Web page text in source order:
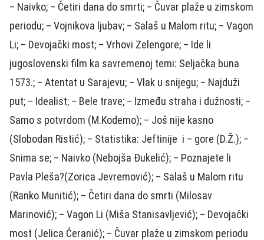
– Naivko; – Četiri dana do smrti; – Čuvar plaže u zimskom
periodu; – Vojnikova ljubav; – Salaš u Malom ritu; – Vagon
Li; – Devojački most; – Vrhovi Zelengore; – Ide li
jugoslovenski film ka savremenoj temi: Seljačka buna
1573.; – Atentat u Sarajevu; – Vlak u snijegu; – Najduži
put; – Idealist; – Bele trave; – Između straha i dužnosti; –
Samo s potvrdom (M.Kodemo); – Još nije kasno
(Slobodan Ristić); – Statistika: Jeftinije i – gore (D.Ž.); –
Snima se; – Naivko (Nebojša Đukelić); – Poznajete li
Pavla Pleša?(Zorica Jevremović); – Salaš u Malom ritu
(Ranko Munitić); – Četiri dana do smrti (Milosav
Marinović); – Vagon Li (Miša Stanisavljević); – Devojački
most (Jelica Ćeranić); – Čuvar plaže u zimskom periodu